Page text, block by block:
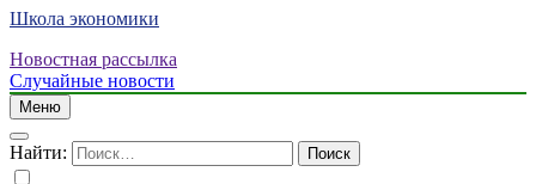
Школа экономики
Новостная рассылка
Случайные новости
Меню
Найти: